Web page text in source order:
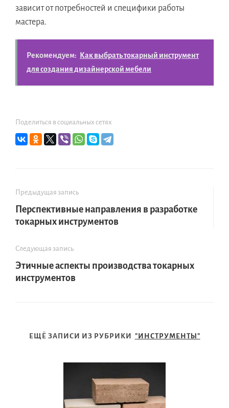
зависит от потребностей и специфики работы
мастера.
Рекомендуем:
Как выбрать токарный инструмент
для создания дизайнерской мебели
Поделиться в социальных сетях
Предыдущая запись
Перспективные направления в разработке
токарных инструментов
Следующая запись
Этичные аспекты производства токарных
инструментов
ЕЩЁ ЗАПИСИ ИЗ РУБРИКИ "ИНСТРУМЕНТЫ"